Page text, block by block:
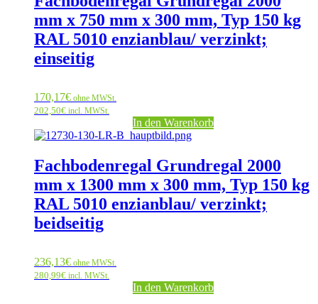
mm x 750 mm x 300 mm, Typ 150 kg
RAL 5010 enzianblau/ verzinkt;
einseitig
170,17€ ohne MWSt.
202,50€ incl. MWSt.
In den Warenkorb
Fachbodenregal Grundregal 2000
mm x 1300 mm x 300 mm, Typ 150 kg
RAL 5010 enzianblau/ verzinkt;
beidseitig
236,13€ ohne MWSt.
280,99€ incl. MWSt.
In den Warenkorb